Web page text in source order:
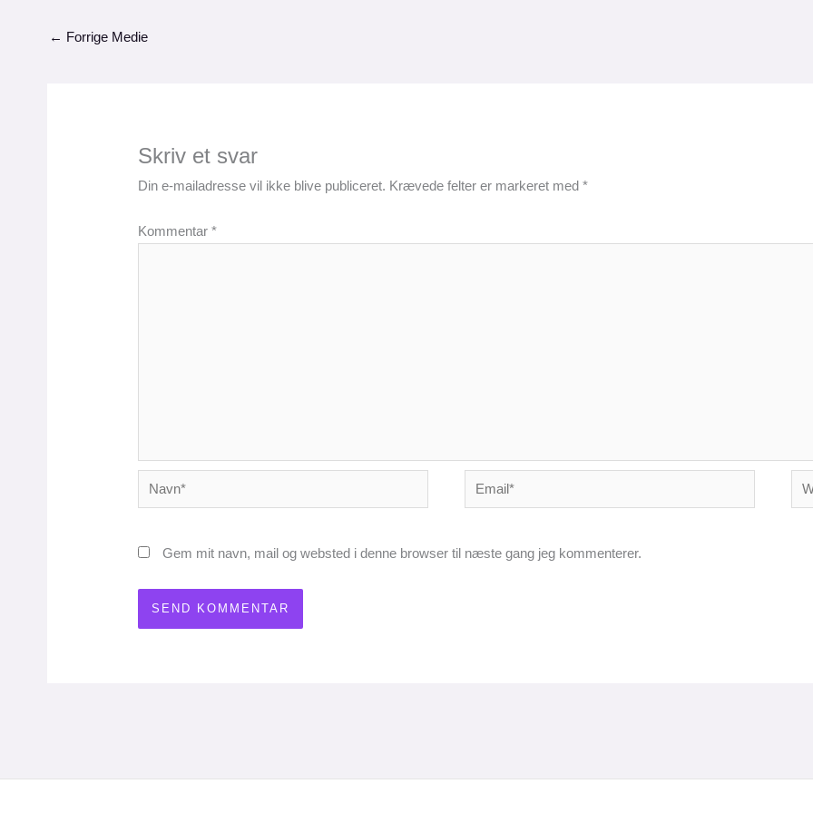
← Forrige Medie
Skriv et svar
Din e-mailadresse vil ikke blive publiceret. Krævede felter er markeret med*
Kommentar*
Navn* Email*
Gem mit navn, mail og websted i denne browser til næste gang jeg kommenterer.